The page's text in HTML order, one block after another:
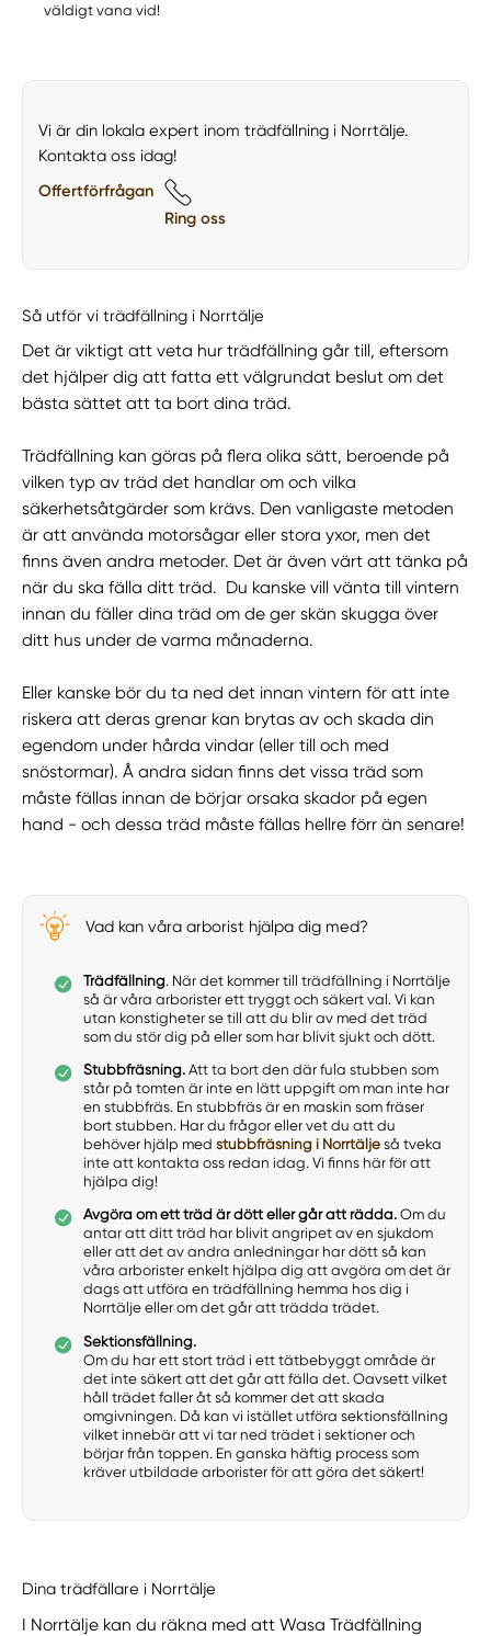
väldigt vana vid!
Vi är din lokala expert inom trädfällning i Norrtälje.
Kontakta oss idag!
Offertförfrågan
Ring oss
Så utför vi trädfällning i Norrtälje
Det är viktigt att veta hur trädfällning går till, eftersom
det hjälper dig att fatta ett välgrundat beslut om det
bästa sättet att ta bort dina träd.
Trädfällning kan göras på flera olika sätt, beroende på
vilken typ av träd det handlar om och vilka
säkerhetsåtgärder som krävs. Den vanligaste metoden
är att använda motorsågar eller stora yxor, men det
finns även andra metoder. Det är även värt att tänka på
när du ska fälla ditt träd. Du kanske vill vänta till vintern
innan du fäller dina träd om de ger skän skugga över
ditt hus under de varma månaderna.
Eller kanske bör du ta ned det innan vintern för att inte
riskera att deras grenar kan brytas av och skada din
egendom under hårda vindar (eller till och med
snöstormar). Å andra sidan finns det vissa träd som
måste fällas innan de börjar orsaka skador på egen
hand - och dessa träd måste fällas hellre förr än senare!
Vad kan våra arborist hjälpa dig med?
Trädfällning. När det kommer till trädfällning i Norrtälje
så är våra arborister ett tryggt och säkert val. Vi kan
utan konstigheter se till att du blir av med det träd
som du stör dig på eller som har blivit sjukt och dött.
Stubbfräsning.Att ta bort den där fula stubben som
står på tomten är inte en lätt uppgift om man inte har
en stubbfräs. En stubbfräs är en maskin som fräser
bort stubben. Har du frågor eller vet du att du
behöver hjälp medstubbfräsning i Norrtälje så tveka
inte att kontakta oss redan idag. Vi finns här för att
hjälpa dig!
Avgöra om ett träd är dött eller går att rädda.Om du
antar att ditt träd har blivit angripet av en sjukdom
eller att det av andra anledningar har dött så kan
våra arborister enkelt hjälpa dig att avgöra om det är
dags att utföra en trädfällning hemma hos dig i
Norrtälje eller om det går att trädda trädet.
Sektionsfällning.
Om du har ett stort träd i ett tätbebyggt område är
det inte säkert att det går att fälla det. Oavsett vilket
håll trädet faller åt så kommer det att skada
omgivningen. Då kan vi istället utföra sektionsfällning
vilket innebär att vi tar ned trädet i sektioner och
börjar från toppen. En ganska häftig process som
kräver utbildade arborister för att göra det säkert!
Dina trädfällare i Norrtälje
I Norrtälje kan du räkna med att Wasa Trädfällning